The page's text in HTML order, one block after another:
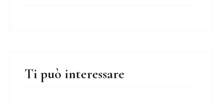
Ti può interessare